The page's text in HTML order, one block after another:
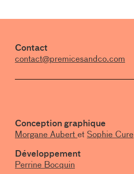
Contact
contact@premicesandco.com
Conception graphique
Morgane Aubert et Sophie Cure
Développement
Perrine Bocquin